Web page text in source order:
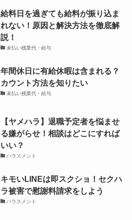
給料日を過ぎても給料が振り込ま
れない！原因と解決方法を徹底解
説！
未払い残業代・給与
年間休日に有給休暇は含まれる？
カウント方法を知りたい
未払い残業代・給与
【ヤメハラ】退職予定者を悩ませ
る嫌がらせ！相談はどこにすれば
いい？
ハラスメント
キモいLINEは即スクショ！セクハ
ラ被害で慰謝料請求をしよう
ハラスメント